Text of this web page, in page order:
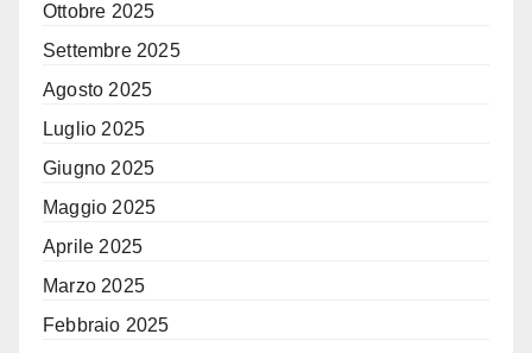
Ottobre 2025
Settembre 2025
Agosto 2025
Luglio 2025
Giugno 2025
Maggio 2025
Aprile 2025
Marzo 2025
Febbraio 2025